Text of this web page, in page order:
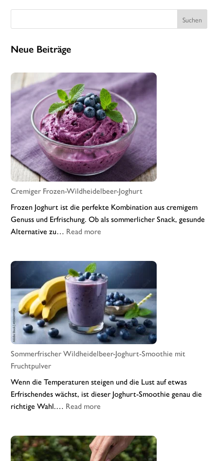
Suchen
Neue Beiträge
Cremiger Frozen-Wildheidelbeer-Joghurt
Frozen Joghurt ist die perfekte Kombination aus cremigem
Genuss und Erfrischung. Ob als sommerlicher Snack, gesunde
Alternative zu… Read more
Wildheidelbeer-
Joghurt
Sommerfrischer Wildheidelbeer-Joghurt-Smoothie mit
Fruchtpulver
Wenn die Temperaturen steigen und die Lust auf etwas
Erfrischendes wächst, ist dieser Joghurt-Smoothie genau die
richtige Wahl.… Read more
Joghurt-
Smoothie